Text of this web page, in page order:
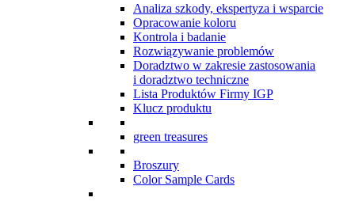
Analiza szkody, ekspertyza i wsparcie
Opracowanie koloru
Kontrola i badanie
Rozwiązywanie problemów
Doradztwo w zakresie zastosowania
i doradztwo techniczne
Lista Produktów Firmy IGP
Klucz produktu
green treasures
Broszury
Color Sample Cards